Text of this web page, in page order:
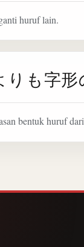
huruf lain.
も字
bentuk huruf